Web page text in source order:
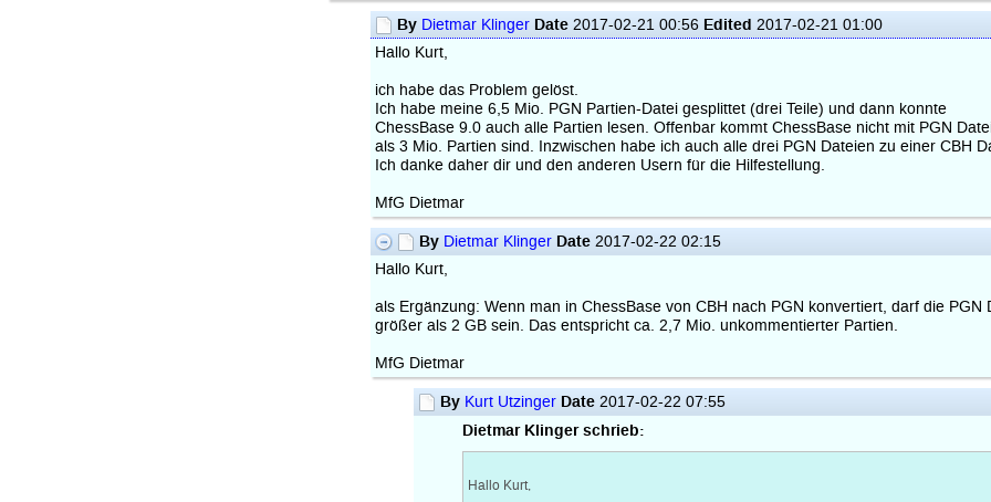
By Dietmar Klinger Date 2017-02-21 00:56 Edited 2017-02-21 01:00
Hallo Kurt,
ich habe das Problem gelöst.
Ich habe meine 6,5 Mio. PGN Partien-Datei gesplittet (drei Teile) und dann konnte
ChessBase 9.0 auch alle Partien lesen. Offenbar kommt ChessBase nicht mit PGN
als 3 Mio. Partien sind. Inzwischen habe ich auch alle drei PGN Dateien zu einer CBH
Ich danke daher dir und den anderen Usern für die Hilfestellung.
MfG Dietmar
By Dietmar Klinger Date 2017-02-22 02:15
Hallo Kurt,
als Ergänzung: Wenn man in ChessBase von CBH nach PGN konvertiert, darf die PGN
größer als 2 GB sein. Das entspricht ca. 2,7 Mio. unkommentierter Partien.
MfG Dietmar
By Kurt Utzinger Date 2017-02-22 07:55
Dietmar Klinger schrieb:
Hallo Kurt,